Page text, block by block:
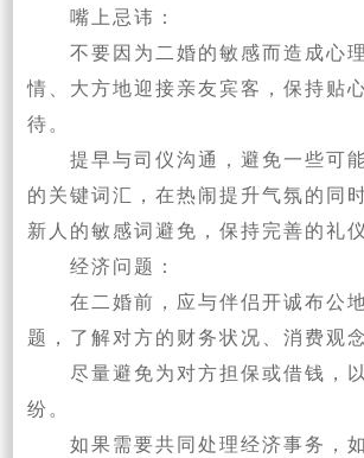
‌嘴上忌讳‌：
不要因为二婚的敏感而造成心
情、大方地迎接亲友宾客，保持贴
待。
提早与司仪沟通，避免一些可
的关键词汇，在热闹提升气氛的同
新人的敏感词避免，保持完善的礼
‌经济问题‌：
在二婚前，应与伴侣开诚布公
题，了解对方的财务状况、消费观
尽量避免为对方担保或借钱，
纷。
如果需要共同处理经济事务，